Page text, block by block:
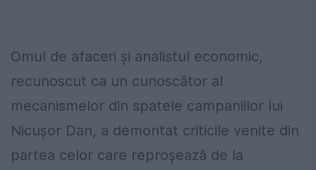
Omul de afaceri și analistul economic,
recunoscut ca un cunoscător al
mecanismelor din spatele campaniilor lui
Nicușor Dan, a demontat criticile venite din
partea celor care reproșează de la